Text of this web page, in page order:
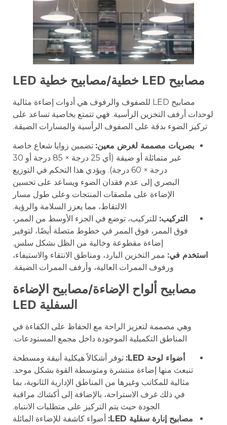
مصابيح LED خطية/مصابيح خطية LED
مصابيح LED للصفوف والرفوف هي أدوات إضاءة مثالية
لوحدات أرفف التخزين الرأسية. فهي تتمتع بخاصية تساعد على
تركيز الضوء بدقة على الصفوف الرأسية والمسارات الضيقة.
بصريات مصممة لغرض معين: تضمين زوايا شعاع خاصة
غير متماثلة أو ضيقة (أي 25 درجة × 85 درجة أو 30
درجة × 60 درجة). ويؤدي هذا التحكم في التوزيع
البصري إلى عدم فقدان الضوء ويساعد على تحسين
الإضاءة على ملصقات المنتجات وعلى طول مسار
الالتقاط، مما يعزز السلامة والرؤية.
التركيب: للتركيب، توضع في الجزء الأوسط من الممر،
فوق الممر، فوق الممر في خطوط متصلة أيضًا، لتوفير
إضاءة مقطوعة وخالية من الظل بشكل سلس.
استخدم في: ممر التخزين البارد، ومناطق الانتقاء والاستيفاء،
ورفوف الممرات العالية، وأرفف الممرات الضيقة.
مصابيح ألواح الإضاءة/مصابيح الإضاءة
السفلية LED
وهي مصممة لتعزيز الراحة مع الحفاظ على الكفاءة في
المناطق التكميلية الموجودة داخل مجمع المستودعات.
أضواء لوحة LED:
توفر أشكالاً هيكلية أنيقة ومسطحة
تنبعث منها إضاءة منتشرة ومتوسطة القوة بشكل موحد.
مثالية للمكاتب وغيرها من المناطق الإدارية الثانوية، بما
في ذلك غرف الاستراحة، بالإضافة إلى أكشاك مراقبة
الجودة حيث يتم التركيز على متطلبات الانتباه.
مصابيح إنارة سفلية LED:
أضواء كاشفة للإضاءة المائلة